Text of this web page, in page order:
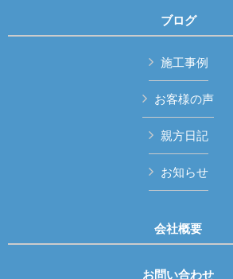
ブログ
施工事例
お客様の声
親方日記
お知らせ
会社概要
お問い合わせ